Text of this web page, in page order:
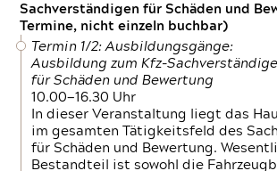
Sachverständigen für Schäden und
Termine, nicht einzeln buchbar)
Termin 1/2: Ausbildungsgänge:
Ausbildung zum Kfz-
für Schäden und Bewertung
10.00—16.30 Uhr
In dieser Veranstaltung liegt das
im gesamten Tätigkeitsfeld des
für Schäden und Bewertung.
Bestandteil ist sowohl die